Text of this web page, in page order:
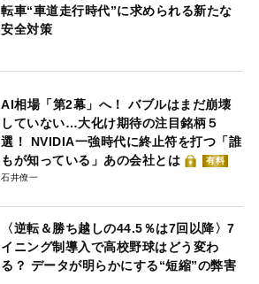
転車“車道走行時代”に求められる新たな
安全対策
AI相場「第2幕」へ！ バブルはまだ崩壊
していない…大化け期待の注目銘柄５
選！ NVIDIA一強時代に終止符を打つ「誰
もが知っている」あの会社とは
有料
石井僚一
〈逆転＆勝ち越しの44.5％は7回以降〉7
イニング制導入で高校野球はどう変わ
る？ データが明らかにする“短縮”の弊害